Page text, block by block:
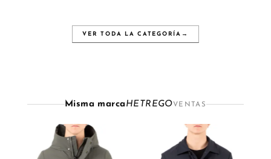
VER TODA LA CATEGORÍA →
Misma marcaHETREGOVENTAS